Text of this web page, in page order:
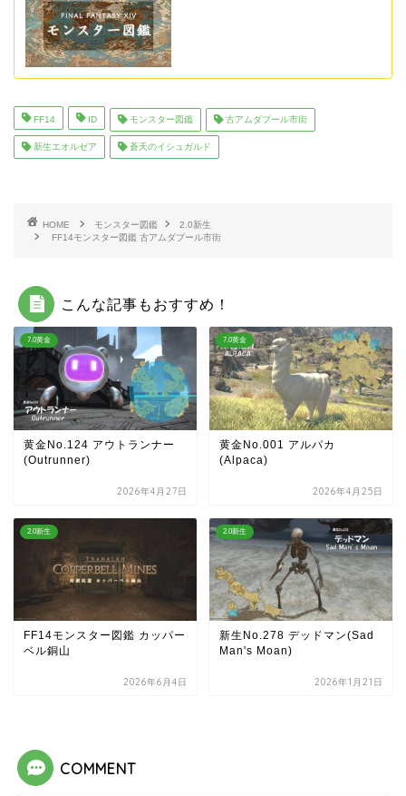
FF14 ID モンスター図鑑 古アムダプール市街
新生エオルゼア 蒼天のイシュガルド
HOME モンスター図鑑
2.0新生
FF14モンスター図鑑 古アムダプール市街
こんな記事もおすすめ！
7.0黄金
黄金No.124 アウトランナー
(Outrunner)
2026年4月27日
7.0黄金
黄金No.001 アルパカ
(Alpaca)
2026年4月25日
2.0新生
FF14モンスター図鑑 カッパー
ベル銅山
2026年6月4日
2.0新生
新生No.278 デッドマン(Sad
Man's Moan)
2026年1月21日
COMMENT